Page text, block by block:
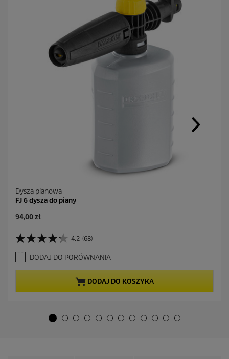
Dysza pianowa
FJ 6 dysza do piany
A
t
u
a
l
n
c
94,00 zł
4.2 (68)
4
.
2
n
DODAJ DO PORÓWNANIA
DODAJ DO KOSZYKA